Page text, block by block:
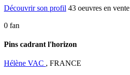
Découvrir son profil 43 oeuvres en vente
0 fan
Pins cadrant l'horizon
Hélène VAC , FRANCE